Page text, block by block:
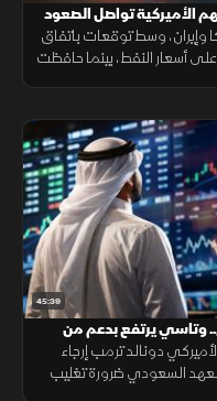
الأميركية تواصل الصعود
وإيران، وسط توقعات باتفاق
أسعار النفط، بينما حافظت
45:39
وتاسي يرتفع بدعم من
دونالد ترمب إرجاء
السعودي ضرورة تغليب